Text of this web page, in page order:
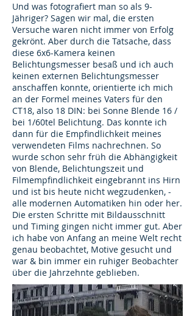
Und was fotografiert man so als 9-
Jähriger? Sagen wir mal, die ersten
Versuche waren nicht immer von Erfolg
gekrönt. Aber durch die Tatsache, dass
diese 6x6-Kamera keinen
Belichtungsmesser besaß und ich auch
keinen externen Belichtungsmesser
anschaffen konnte, orientierte ich mich
an der Formel meines Vaters für den
CT18, also 18 DIN: bei Sonne Blende 16 /
bei 1/60tel Belichtung. Das konnte ich
dann für die Empfindlichkeit meines
verwendeten Films nachrechnen. So
wurde schon sehr früh die Abhängigkeit
von Blende, Belichtungszeit und
Filmempfindlichkeit eingebrannt ins Hirn
und ist bis heute nicht wegzudenken, -
alle modernen Automatiken hin oder her.
Die ersten Schritte mit Bildausschnitt
und Timing gingen nicht immer gut. Aber
ich habe von Anfang an meine Welt recht
genau beobachtet, Motive gesucht und
war & bin immer ein ruhiger Beobachter
über die Jahrzehnte geblieben.